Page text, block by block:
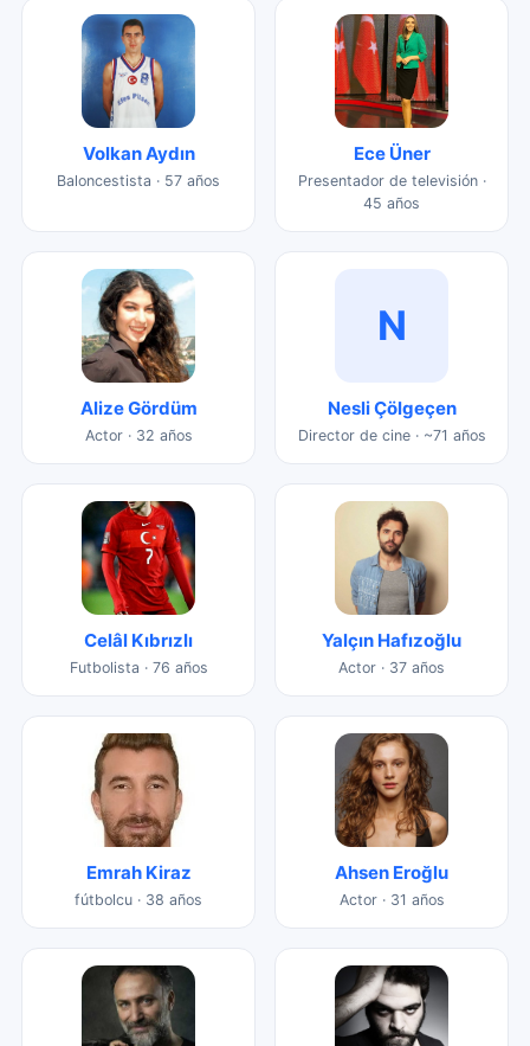
Volkan Aydın
Baloncestista · 57 años
Ece Üner
Presentador de televisión ·
45 años
Alize Gördüm
Actor · 32 años
N
Nesli Çölgeçen
Director de cine · ~71 años
Celâl Kıbrızlı
Futbolista · 76 años
Yalçın Hafızoğlu
Actor · 37 años
Emrah Kiraz
fútbolcu · 38 años
Ahsen Eroğlu
Actor · 31 años